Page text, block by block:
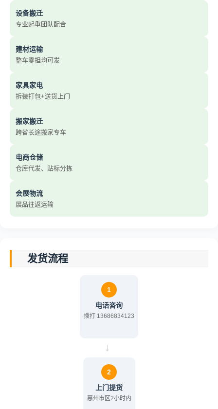
设备搬迁
专业起重团队配合
建材运输
整车零担均可发
家具家电
拆装打包+送货上门
搬家搬迁
跨省长途搬家专车
电商仓储
仓库代发、贴标分拣
会展物流
展品往返运输
发货流程
1
电话咨询
拨打 13686834123
→
2
上门提货
惠州市区2小时内